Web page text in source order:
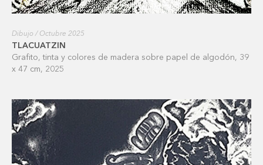
Dibujo / Octubre 2025
TLACUATZIN
Grafito, tinta y colores de madera sobre papel de algodón, 39
x 47 cm, 2025